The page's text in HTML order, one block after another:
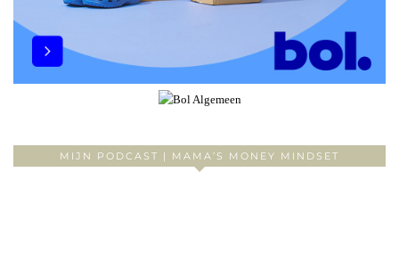
MIJN PODCAST | MAMA’S MONEY MINDSET